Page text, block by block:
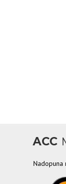
ACC
Nadopuna